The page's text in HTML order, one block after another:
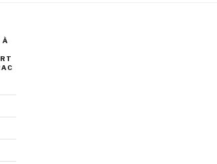
À